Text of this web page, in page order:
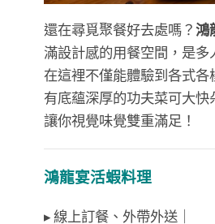
還在尋覓聚餐好去處嗎？鴻
滿設計感的用餐空間，是多
在這裡不僅能體驗到各式各
有底蘊深厚的功夫菜可大快
讓你視覺味覺雙重滿足！
鴻龍宴活蝦料理
▸ 線上訂餐、外帶外送｜